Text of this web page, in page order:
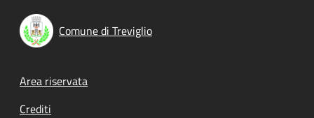
Comune di Treviglio
Footer menu
Area riservata
Crediti